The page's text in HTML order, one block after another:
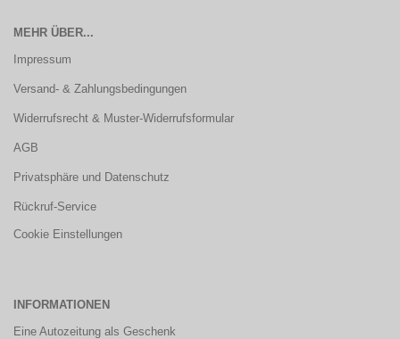
MEHR ÜBER...
Impressum
Versand- & Zahlungsbedingungen
Widerrufsrecht & Muster-Widerrufsformular
AGB
Privatsphäre und Datenschutz
Rückruf-Service
Cookie Einstellungen
INFORMATIONEN
Eine Autozeitung als Geschenk